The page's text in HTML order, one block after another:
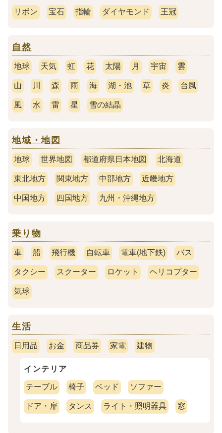
リボン 宝石 指輪 ダイヤモンド 王冠
自然
地球 天気 虹 花 太陽 月 宇宙 雲
山 川 森 雨 海 湖・池 草 炎 台風
風 水 雷 星 雪の結晶
地域・地図
地球 世界地図 都道府県日本地図 北海道
東北地方 関東地方 中部地方 近畿地方
中国地方 四国地方 九州・沖縄地方
乗り物
車 船 飛行機 自転車 電車(地下鉄) バス
タクシー スクーター ロケット ヘリコプター
気球
生活
日用品 お金 商品券 家電 建物
インテリア
テーブル 椅子 ベッド ソファー
ドア・扉 タンス ライト・照明器具 窓